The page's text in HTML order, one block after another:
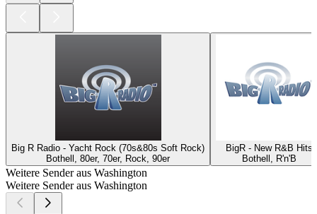
Big R Radio - Yacht Rock (70s&80s Soft Rock)
Bothell, 80er, 70er, Rock, 90er
BigR - New R&B Hits
Bothell, R'n'B
Weitere Sender aus Washington
Weitere Sender aus Washington